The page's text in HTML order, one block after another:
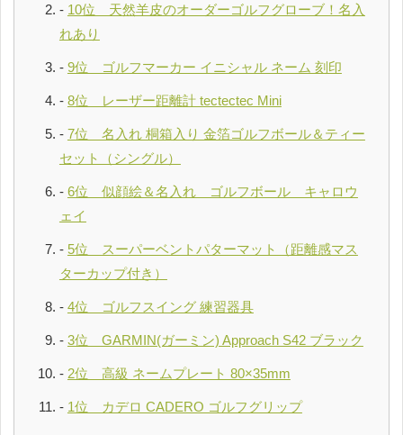
10位 天然羊皮のオーダーゴルフグローブ！名入
れあり
9位 ゴルフマーカー イニシャル ネーム 刻印
8位 レーザー距離計 tectectec Mini
7位 名入れ 桐箱入り 金箔ゴルフボール＆ティー
セット（シングル）
6位 似顔絵＆名入れ ゴルフボール キャロウ
ェイ
5位 スーパーベントパターマット（距離感マス
ターカップ付き）
4位 ゴルフスイング 練習器具
3位 GARMIN(ガーミン) Approach S42 ブラック
2位 高級 ネームプレート 80×35mm
1位 カデロ CADERO ゴルフグリップ